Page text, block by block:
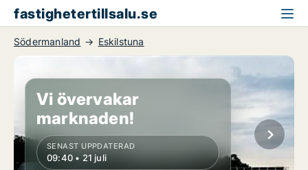
fastighetertillsalu.se
Södermanland Eskilstuna
Vi övervakar
marknaden!
SENAST UPPDATERAD
09:40 • 21 juli